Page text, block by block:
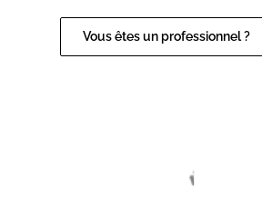
Vous êtes un professionnel ?